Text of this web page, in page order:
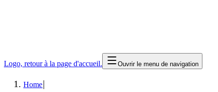
Logo, retour à la page d'accueil. Ouvrir le menu de navigation
Home|